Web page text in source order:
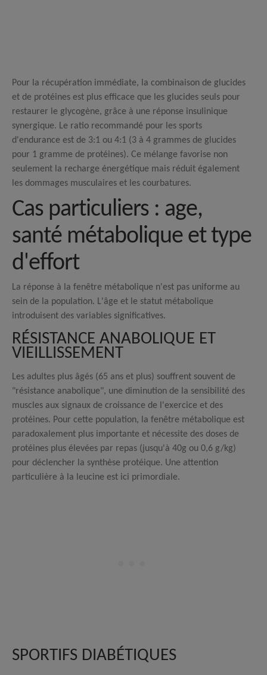
Pour la récupération immédiate, la combinaison de glucides
et de protéines est plus efficace que les glucides seuls pour
restaurer le glycogène, grâce à une réponse insulinique
synergique. Le ratio recommandé pour les sports
d'endurance est de 3:1 ou 4:1 (3 à 4 grammes de glucides
pour 1 gramme de protéines). Ce mélange favorise non
seulement la recharge énergétique mais réduit également
les dommages musculaires et les courbatures.
Cas particuliers : age,
santé métabolique et type
d'effort
La réponse à la fenêtre métabolique n'est pas uniforme au
sein de la population. L'âge et le statut métabolique
introduisent des variables significatives.
RÉSISTANCE ANABOLIQUE ET
VIEILLISSEMENT
Les adultes plus âgés (65 ans et plus) souffrent souvent de
"résistance anabolique", une diminution de la sensibilité des
muscles aux signaux de croissance de l'exercice et des
protéines. Pour cette population, la fenêtre métabolique est
paradoxalement plus importante et nécessite des doses de
protéines plus élevées par repas (jusqu'à 40g ou 0,6 g/kg)
pour déclencher la synthèse protéique. Une attention
particulière à la leucine est ici primordiale.
SPORTIFS DIABÉTIQUES